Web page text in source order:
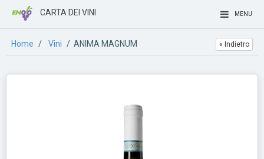
MENU
CARTA DEI VINI
Home / Vini / ANIMA MAGNUM « Indietro